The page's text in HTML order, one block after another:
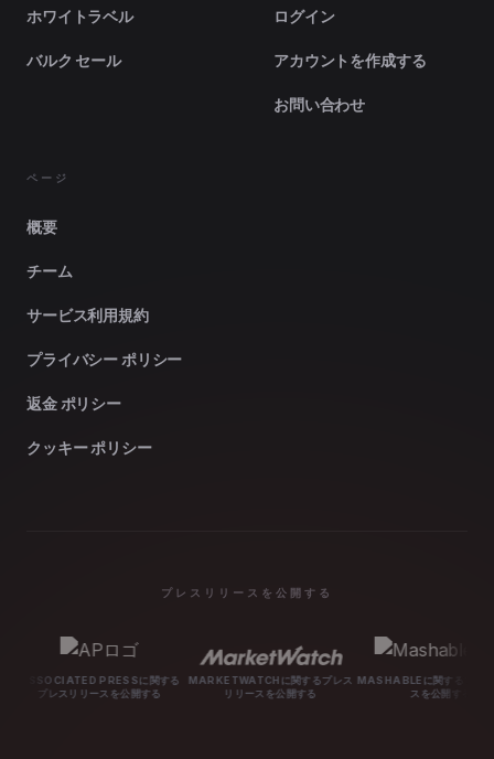
ホワイトラベル
バルク セール
ログイン
アカウントを作成する
お問い合わせ
ページ
概要
チーム
サービス利用規約
プライバシー ポリシー
返金 ポリシー
クッキー ポリシー
プレスリリースを公開する
PRESSに関する
ースを公開する
MARKETWATCHに関するプレス
リリースを公開する
MASHABLEに関するプレスリリー